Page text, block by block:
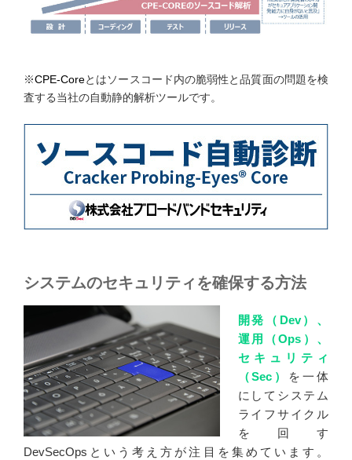
※CPE-Coreとはソースコード内の脆弱性と品質面の問題を検
査する当社の自動静的解析ツールです。
システムのセキュリティを確保する方法
開発（Dev）、
運用（Ops）、
セキュリティ
（Sec）
を一体
にしてシステム
ライフサイクル
を回す
DevSecOpsという考え方が注目を集めています。